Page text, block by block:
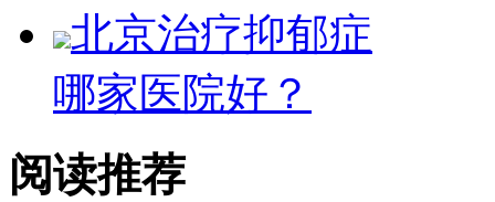
北京治疗抑郁症
哪家医院好？
阅读推荐